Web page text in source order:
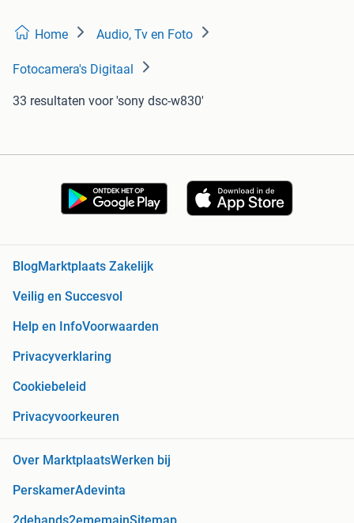
Home Audio, Tv en Foto
Fotocamera's Digitaal
33 resultaten voor 'sony dsc-w830'
BlogMarktplaats Zakelijk
Veilig en Succesvol
Help en InfoVoorwaarden
Privacyverklaring
Cookiebeleid
Privacyvoorkeuren
Over MarktplaatsWerken bij
PerskamerAdevinta